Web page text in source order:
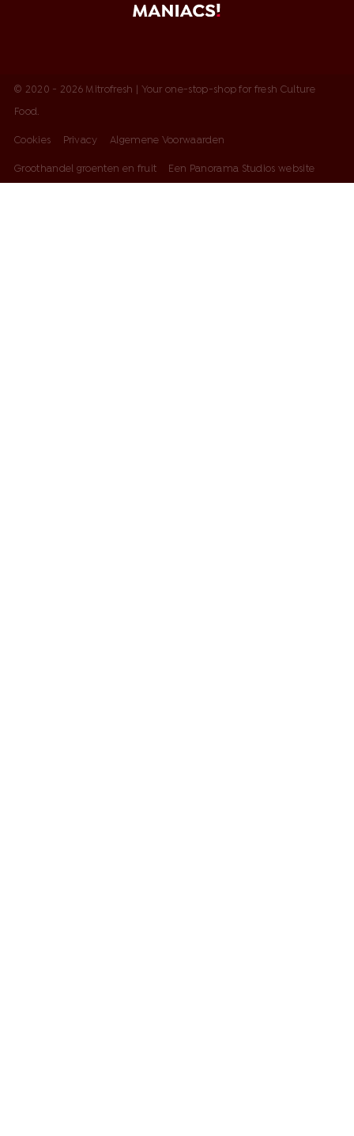
© 2020 - 2026 Mitrofresh | Your one-stop-shop for fresh Culture
Food.
Cookies Privacy Algemene Voorwaarden
Groothandel groenten en fruit Een Panorama Studios website